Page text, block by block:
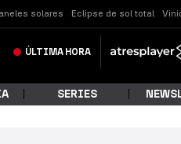
solares Eclipse de sol total
ÚLTIMA HORA
SERIES